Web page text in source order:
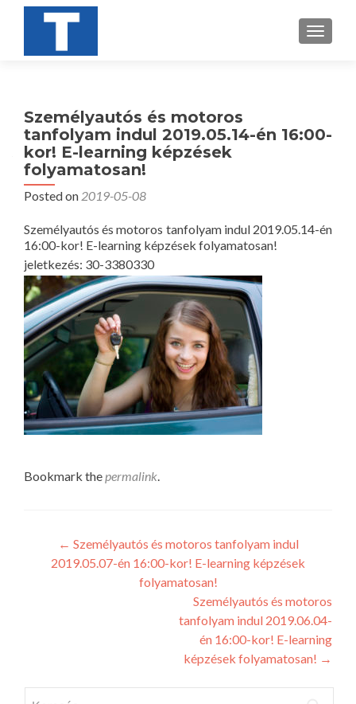
Személyautós és motoros
tanfolyam indul 2019.05.14-én 16:00-
kor! E-learning képzések
folyamatosan!
Posted on 2019-05-08
Személyautós és motoros tanfolyam indul 2019.05.14-én
16:00-kor! E-learning képzések folyamatosan!
jeletkezés: 30-3380330
Bookmark thepermalink.
Post
navigation
← Személyautós és motoros tanfolyam indul
2019.05.07-én 16:00-kor! E-learning képzések
folyamatosan!
Személyautós és motoros
tanfolyam indul 2019.06.04-
én 16:00-kor! E-learning
képzések folyamatosan! →